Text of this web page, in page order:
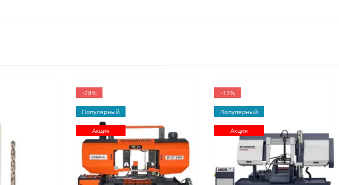
-28%
Популярный
Акция
-13%
Популярный
Акция